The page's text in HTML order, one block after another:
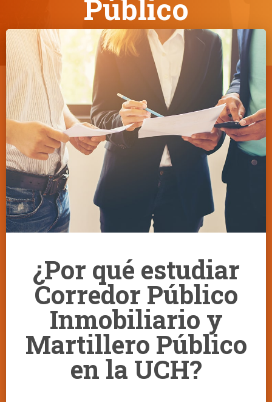
Público
¿Por qué estudiar
Corredor Público
Inmobiliario y
Martillero Público
en la UCH?